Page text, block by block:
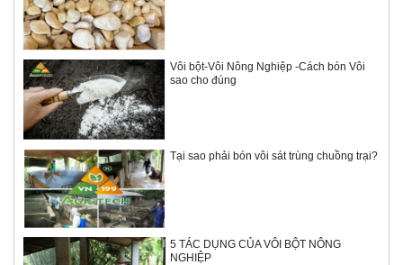
Vôi bột-Vôi Nông Nghiệp -Cách bón Vôi
sao cho đúng
Tại sao phải bón vôi sát trùng chuồng trại?
5 TÁC DỤNG CỦA VÔI BỘT NÔNG
NGHIỆP